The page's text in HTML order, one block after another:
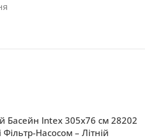
Басейн Intex 305х76 см 28202
Фільтр-Насосом – Літній